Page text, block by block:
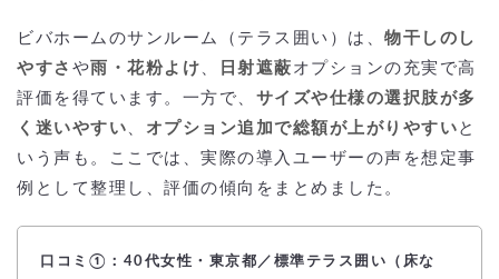
ビバホームのサンルーム（テラス囲い）は、 物干しのし
やすさ や雨・花粉よけ 、 日射遮蔽 オプションの充実で高
評価を得ています。一方で、 サイズや仕様の選択肢が多
く迷いやすい 、 オプション追加で総額が上がりやすい と
いう声も。ここでは、実際の導入ユーザーの声を想定事
例として整理し、評価の傾向をまとめました。
口コミ①：40代女性・東京都／標準テラス囲い（床な